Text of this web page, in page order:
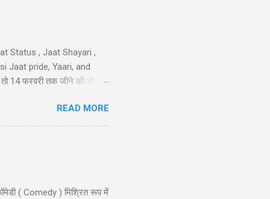
Status , Jaat Shayari ,
Jaat pride, Yaari, and
14 फरवरी तक जीने की भी
है..!! 40-Jaat-Jat-Jatt !!
READ MORE
( Comedy ) मिश्रित रूप में